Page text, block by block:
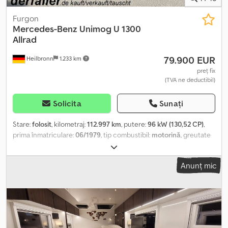
Heilbronn 1.233 km
Furgon
Mercedes-Benz Unimog U 1300
Allrad
79.900 EUR
preț fix
(TVA ne deductibil)
Solicita Sunați
Stare:folosit, kilometraj:112.997 km, putere:96 kW (130,52 CP),
prima înmatriculare:06/1979 , tip combustibil: motorină , greutate
, configurație ax:2 axe
angrenaj:mecanic, suspensie:altul, număr de locuri:5, lungime
baie, pilot automat de viteză, tracțiune
grup central de șezut, vehicul de epocă, radio, servodirecție,
inspecție tehnică/HU și AU nouă, U1300 cu omologare istorică (H),
cutie de viteze manuală, motor diesel, tracțiune integrală, 4
rezervoare diesel de 125 L + 70 L pentru încălzirea staționară,
Anunț mic